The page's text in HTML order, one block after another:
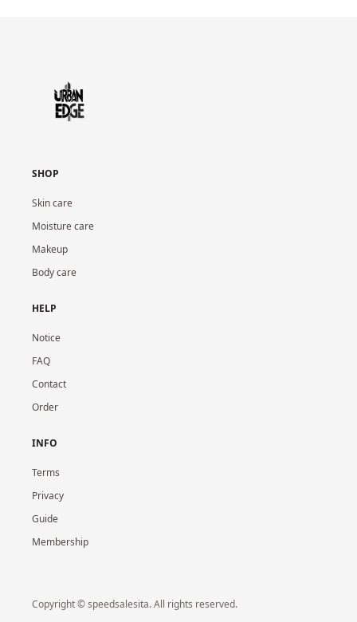
SHOP
Skin care
Moisture care
Makeup
Body care
HELP
Notice
FAQ
Contact
Order
INFO
Terms
Privacy
Guide
Membership
Copyright © speedsalesita. All rights reserved.